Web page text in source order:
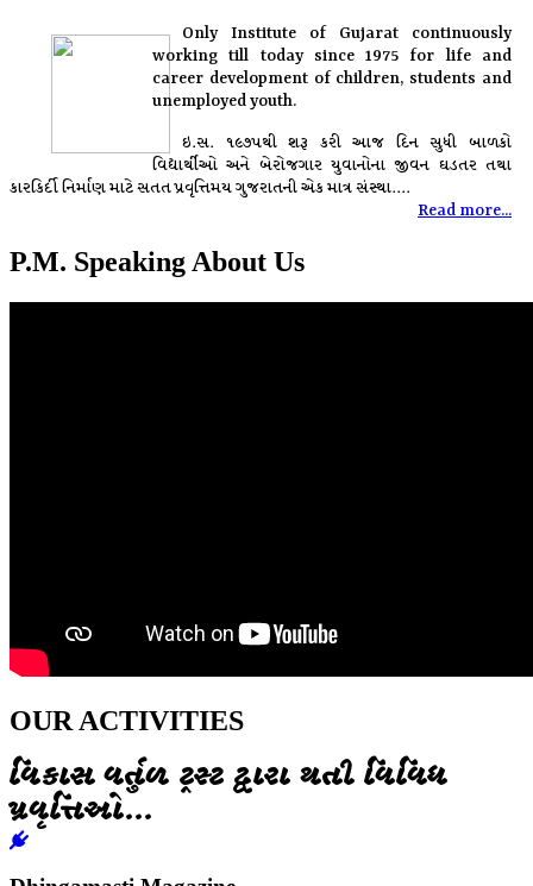
Only Institute of Gujarat continuously
working till today since 1975 for life and
career development of children, students and
unemployed youth.
ઇ.સ. ૧૯૭૫થી શરૂ કરી આજ દિન સુધી બાળકો
વિદ્યાર્થીઓ અને બેરોજગાર યુવાનોના જીવન ઘડતર તથા
કારકિર્દી નિર્માણ માટે સતત પ્રવૃત્તિમય ગુજરાતની એક માત્ર સંસ્થા....
Read more...
P.M. Speaking About Us
OUR ACTIVITIES
વિકાસ વર્તુળ ટ્રસ્ટ દ્વારા થતી વિવિધ
પ્રવૃત્તિઓ...